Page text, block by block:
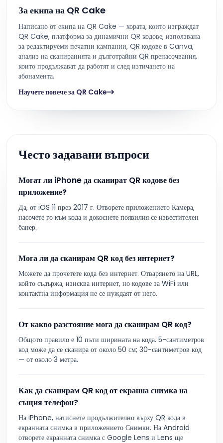
За екипа на QR Cake
Написано от екипа на QR Cake — хората, които изграждат
QR Cake, платформа за динамични QR кодове, използвана
за редактируеми печатни кампании, QR кодове в Canva,
анализ на сканиранията и дълготрайни QR пренасочвания,
които продължават да работят и след изтичането на
абонамента.
Научете повече за QR Cake
Често задавани въпроси
Могат ли iPhone да сканират QR кодове без
приложение?
Да, от iOS 11 през 2017 г. Отворете приложението Камера,
насочете го към кода и докоснете появилия се известителен
банер.
Мога ли да сканирам QR код без интернет?
Можете да прочетете кода без интернет. Отварянето на URL,
който съдържа, изисква интернет, но кодове за WiFi или
контактна информация не се нуждаят от него.
От какво разстояние мога да сканирам QR код?
Общото правило е 10 пъти ширината на кода. 5-сантиметров
код може да се сканира от около 50 см; 30-сантиметров код
— от около 3 метра.
Как да сканирам QR код от екранна снимка на
същия телефон?
На iPhone, натиснете продължително върху QR кода в
екранната снимка в приложението Снимки. На Android
отворете екранната снимка с Google Lens и Lens ще